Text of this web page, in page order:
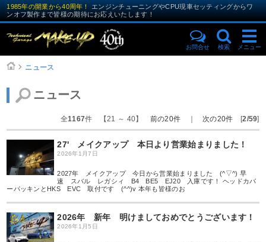
1985年の開業から40周年！
エンジンチューニングやCPU現車セッティングからワ
ンオフ製作まで皆様の期待にお応えいたします！
お問合せ 検索 メニュー
ニュース
ニュース
全1167件 【21 ～ 40】 前の20件 次の20件 [2/59]
27' メイクアップ 本日より営業始まりました！
2026年1月7日
2027年 メイクアップ 今日から営業始まりました (^▽^) 早
速 スバル レガシィ B4 BE5 EJ20 入庫です！ ヘッドカバ
ーパッキンとHKS EVC 取付です (^^)v 本年も皆様のお
2026年 新年 明けましておめでとうございます！
2026年1月5日